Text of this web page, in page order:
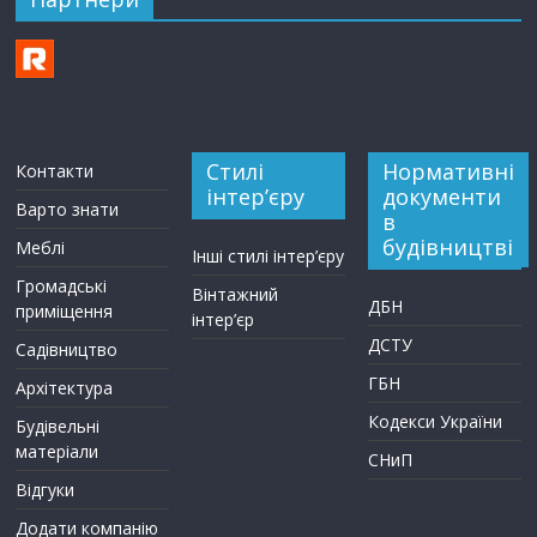
Контакти
Варто знати
Меблі
Громадські
приміщення
Садівництво
Архітектура
Будівельні
матеріали
Відгуки
Додати компанію
Стилі
інтер’єру
Інші стилі інтер’єру
Вінтажний
інтер’єр
Нормативні
документи
в
будівництві
ДБН
ДСТУ
ГБН
Кодекси України
СНиП